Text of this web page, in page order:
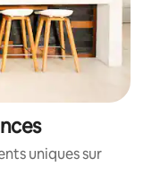
uniques sur